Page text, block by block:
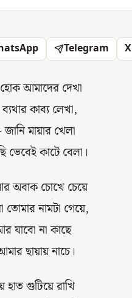
Telegram X
আমাদের দেখা
কাব্য লেখা,
মায়ার খেলা
কাটে বেলা।
অবাক চোখে চেয়ে
নামটা গেয়ে,
যাবো না কাছে
ছায়ায় নাচে।
গুটিয়ে রাখি